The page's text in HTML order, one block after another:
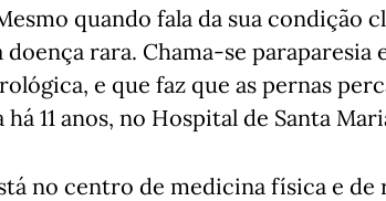
quando fala da sua condição
doença rara. Chama-se paraparesia
e que faz que as pernas
11 anos, no Hospital de Santa
no centro de medicina física e